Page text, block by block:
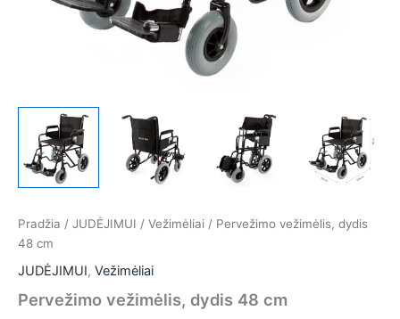
Pradžia / JUDĖJIMUI / Vežimėliai / Pervežimo vežimėlis, dydis
48 cm
JUDĖJIMUI, Vežimėliai
Pervežimo vežimėlis, dydis 48 cm